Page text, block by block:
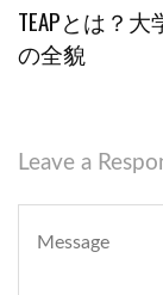
TEAPとは？
の全貌
Leave a